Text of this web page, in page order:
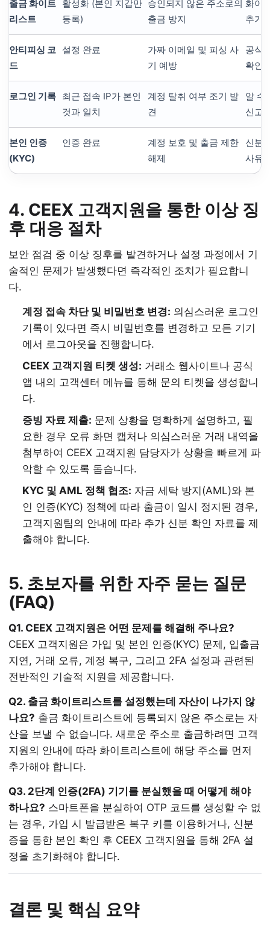
출금 화이트
리스트
활성화 (본인 지갑만
등록)
승인되지 않은 주소로의
출금 방지
화이
추가
안티피싱 코
드
설정 완료
가짜 이메일 및 피싱 사
기 예방
공식
확인
로그인 기록 최근 접속 IP가 본인
것과 일치
계정 탈취 여부 조기 발
견
알 수
신고
본인 인증
(KYC)
인증 완료
계정 보호 및 출금 제한
해제
신분
사유
4. CEEX 고객지원을 통한 이상 징
후 대응 절차
보안 점검 중 이상 징후를 발견하거나 설정 과정에서 기
술적인 문제가 발생했다면 즉각적인 조치가 필요합니
다.
계정 접속 차단 및 비밀번호 변경: 의심스러운 로그인
기록이 있다면 즉시 비밀번호를 변경하고 모든 기기
에서 로그아웃을 진행합니다.
CEEX 고객지원 티켓 생성: 거래소 웹사이트나 공식
앱 내의 고객센터 메뉴를 통해 문의 티켓을 생성합니
다.
증빙 자료 제출: 문제 상황을 명확하게 설명하고, 필
요한 경우 오류 화면 캡처나 의심스러운 거래 내역을
첨부하여 CEEX 고객지원 담당자가 상황을 빠르게 파
악할 수 있도록 돕습니다.
KYC 및 AML 정책 협조: 자금 세탁 방지(AML)와 본
인 인증(KYC) 정책에 따라 출금이 일시 정지된 경우,
고객지원팀의 안내에 따라 추가 신분 확인 자료를 제
출해야 합니다.
5. 초보자를 위한 자주 묻는 질문
(FAQ)
Q1. CEEX 고객지원은 어떤 문제를 해결해 주나요?
CEEX 고객지원은 가입 및 본인 인증(KYC) 문제, 입출금
지연, 거래 오류, 계정 복구, 그리고 2FA 설정과 관련된
전반적인 기술적 지원을 제공합니다.
Q2. 출금 화이트리스트를 설정했는데 자산이 나가지 않
나요? 출금 화이트리스트에 등록되지 않은 주소로는 자
산을 보낼 수 없습니다. 새로운 주소로 출금하려면 고객
지원의 안내에 따라 화이트리스트에 해당 주소를 먼저
추가해야 합니다.
Q3. 2단계 인증(2FA) 기기를 분실했을 때 어떻게 해야
하나요? 스마트폰을 분실하여 OTP 코드를 생성할 수 없
는 경우, 가입 시 발급받은 복구 키를 이용하거나, 신분
증을 통한 본인 확인 후 CEEX 고객지원을 통해 2FA 설
정을 초기화해야 합니다.
결론 및 핵심 요약